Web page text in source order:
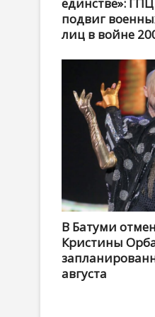
подвиг
лиц в войне
В Батуми
Кристины
августа